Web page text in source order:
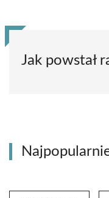
Jak powstał